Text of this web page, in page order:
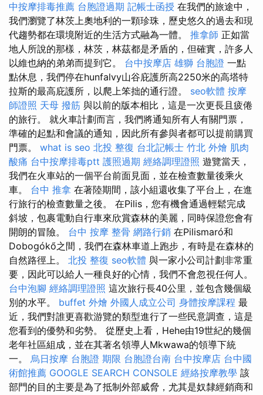
中按摩排毒推薦 台胞證過期 記帳士函授 在我們的旅途中，
我們瀏覽了林茨上奧地利的一顆珍珠，歷史悠久的過去和現
代趨勢都在環境附近的生活方式融為一體。 推拿師 正如當
地人所說的那樣，林茨，林茲都是矛盾的，但確實，許多人
以維也納的弟弟而提到它。 台中按摩店 雄獅 台胞證 一點
點休息，我們停在hunfalvy山谷庇護所高2250米的高塔特
拉斯的最高庇護所，以爬上笨拙的通行證。 seo軟體 按摩
師證照 天母 撥筋 與以前的版本相比，這是一次更長且疲倦
的旅行。 就火車計劃而言，我們將通知所有人有關門票，
準確的起點和會議的通知，因此所有參與者都可以提前購買
門票。 what is seo 北投 整復 台北記帳士 竹北 外燴 肌肉
酸痛 台中按摩排毒ptt 護照過期 經絡調理證照 遊覽當天，
我們在火車站的一個平台前面見面，並在檢查數量後乘火
車。 台中 推拿 在著陸期間，該小組還收集了平台上，在進
行旅行的檢查數量之後。 在Pilis，您有機會通過輕鬆完成
斜坡，包裹電動自行車來欣賞森林的美麗，同時保證您會有
開朗的冒險。 台中 按摩 整骨 網路行銷 在Pilismaró和
Dobogókő之間，我們在森林車道上跑步，有時是在森林的
自然路徑上。 北投 整復 seo軟體 與一家小公司計劃非常重
要，因此可以給人一種良好的心情，我們不會忽視任何人。
台中泡腳 經絡調理證照 這次旅行長40公里，並包含幾個級
別的水平。 buffet 外燴 外國人成立公司 身體按摩課程 最
近，我們對誰更喜歡游覽的類型進行了一些民意調查，這是
您看到的優勢和劣勢。 從歷史上看，Hehe由19世紀的幾個
老年社區組成，並在其著名領導人Mkwawa的領導下統
一。 烏日按摩 台胞證 期限 台胞證台南 台中按摩店 台中國
術館推薦 GOOGLE SEARCH CONSOLE 經絡按摩教學 該
部門的目的主要是為了抵制外部威脅，尤其是奴隸經銷商和